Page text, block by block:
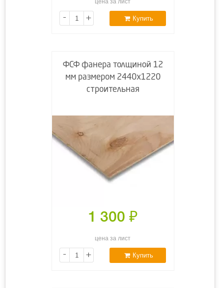
цена за лист
- + Купить
ФСФ фанера толщиной 12
мм размером 2440х1220
строительная
1 300 ₽
цена за лист
- + Купить